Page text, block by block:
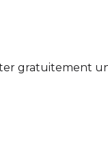
gratuitement